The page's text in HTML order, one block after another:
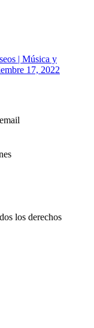
| Música y
17, 2022
los derechos